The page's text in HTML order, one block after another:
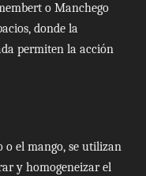
o Manchego
donde la
permiten la acción
o el mango, se utilizan
y homogeneizar el